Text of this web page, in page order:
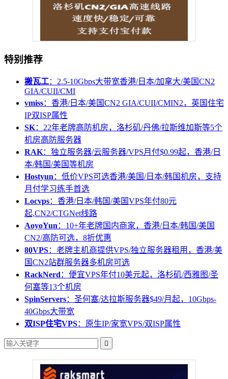
特别推荐
搬瓦工：2.5-10Gbps大带宽香港/日本/加拿大/美国CN2
GIA/CUII/CMI
vmiss：香港/日本/美国CN2 GIA/CUII/CMIN2，英国住宅
IP双ISP属性
SK：22年老牌高防机房，洛杉矶/丹佛/拉斯维加斯等5个
机房高防服务器
RAK：独立服务器/云服务器/VPS月付$0.99起，香港/日
本/韩国/美国等机房
Hostyun ：低价VPS可选香港/美国/日本/韩国机房，支持
月付学习练手首选
Locvps：香港/日本/韩国/美国VPS年付80元
起,CN2/CTGNet线路
AoyoYun ：10+年老牌国内商家，香港/日本/韩国/美国
CN2/高防可选，8折优惠
80VPS：老牌主机商提供VPS/独立服务器租用，香港/美
国CN2站群服务器多机房可选
RackNerd ：便宜VPS年付10美元起，洛杉矶/西雅图/圣
何塞等13个机房
SpinServers：圣何塞/达拉斯服务器$49/月起，10Gbps-
40Gbps大带宽
双ISP住宅VPS：原生IP/家宽VPS/双ISP属性
